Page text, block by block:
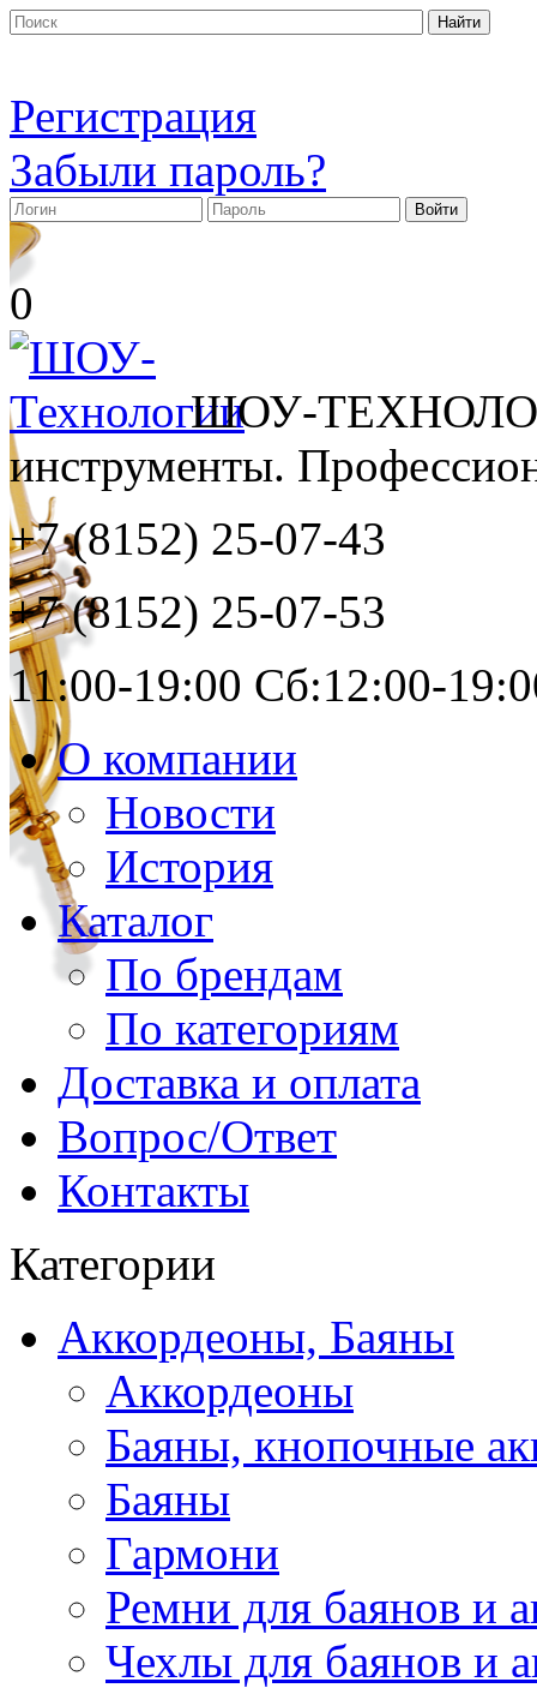
Регистрация
Забыли пароль?
0
ШОУ-
инструменты.
+7 (8152) 25-07-43
+7 (8152) 25-07-53
11:00-19:00 Сб:12:00-
О компании
Новости
История
Каталог
По брендам
По категориям
Доставка и оплата
Вопрос/Ответ
Контакты
Категории
Аккордеоны, Баяны
Аккордеоны
Баяны, кнопочные
Баяны
Гармони
Ремни для баянов и
Чехлы для баянов и